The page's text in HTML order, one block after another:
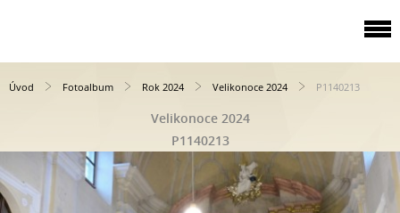
Úvod Fotoalbum Rok 2024 Velikonoce 2024 P1140213
Velikonoce 2024
P1140213